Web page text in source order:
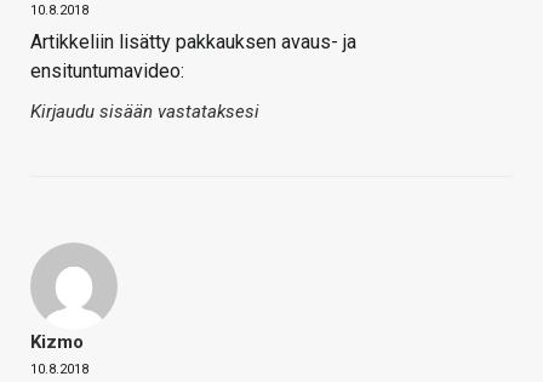
10.8.2018
Artikkeliin lisätty pakkauksen avaus- ja
ensituntumavideo:
Kirjaudu sisään vastataksesi
Kizmo
10.8.2018